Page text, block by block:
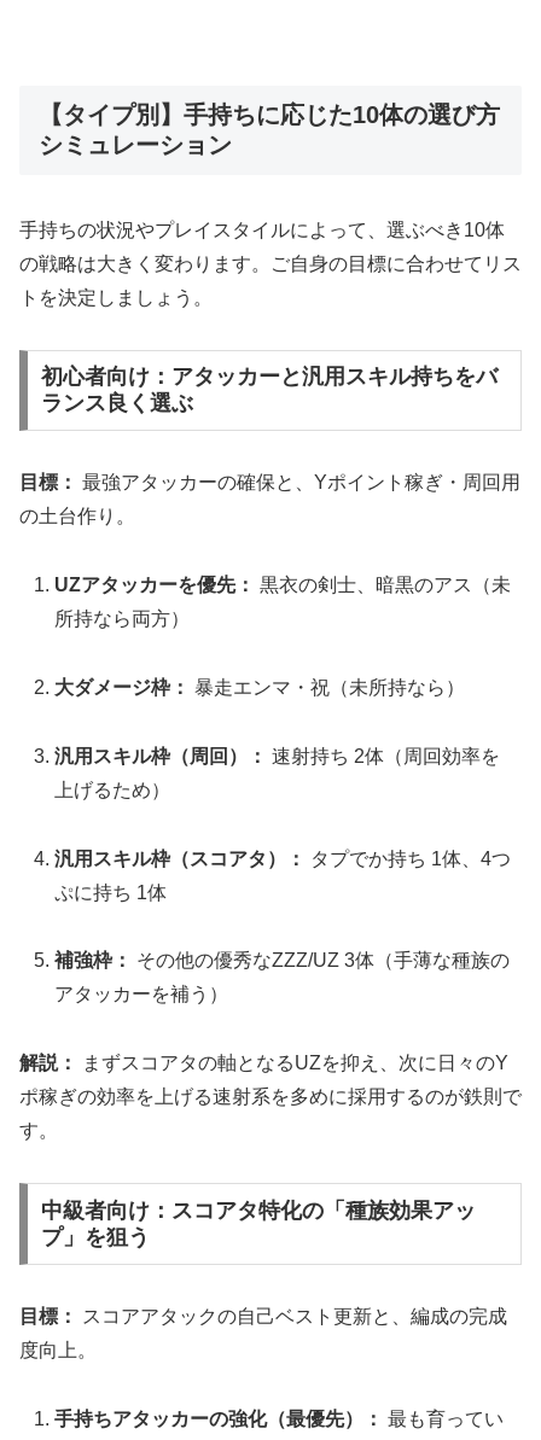
【タイプ別】手持ちに応じた10体の選び方
シミュレーション
手持ちの状況やプレイスタイルによって、選ぶべき10体
の戦略は大きく変わります。ご自身の目標に合わせてリス
トを決定しましょう。
初心者向け：アタッカーと汎用スキル持ちをバ
ランス良く選ぶ
目標： 最強アタッカーの確保と、Yポイント稼ぎ・周回用
の土台作り。
UZアタッカーを優先： 黒衣の剣士、暗黒のアス（未
所持なら両方）
大ダメージ枠： 暴走エンマ・祝（未所持なら）
汎用スキル枠（周回）： 速射持ち 2体（周回効率を
上げるため）
汎用スキル枠（スコアタ）：
タプでか持ち 1体、4つ
ぷに持ち 1体
補強枠：
その他の優秀なZZZ/UZ 3体（手薄な種族の
アタッカーを補う）
解説：
まずスコアタの軸となるUZを抑え、次に日々のY
ポ稼ぎの効率を上げる速射系を多めに採用するのが鉄則で
す。
中級者向け：スコアタ特化の「種族効果アッ
プ」を狙う
目標：
スコアアタックの自己ベスト更新と、編成の完成
度向上。
手持ちアタッカーの強化（最優先）： 最も育ってい